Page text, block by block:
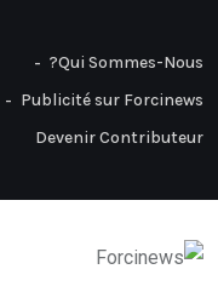
Qui Sommes-Nous?
Publicité sur Forcinews
Devenir Contributeur